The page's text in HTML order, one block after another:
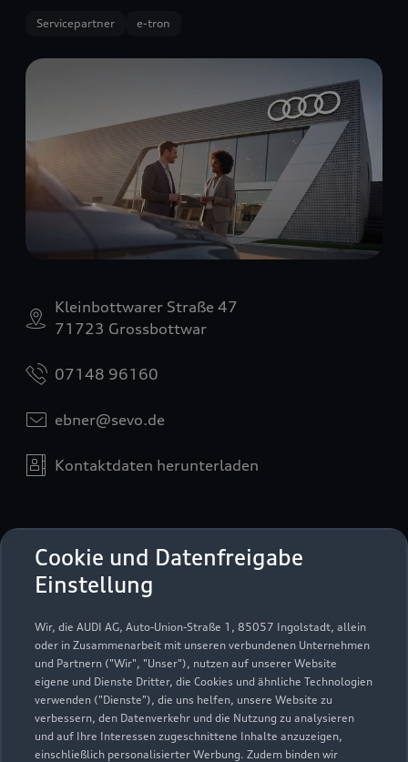
Cookie und Datenfreigabe
Einstellung
Wir, die AUDI AG, Auto-Union-Straße 1, 85057 Ingolstadt, allein
oder in Zusammenarbeit mit unseren verbundenen Unternehmen
und Partnern ("Wir", "Unser"), nutzen auf unserer Website
eigene und Dienste Dritter, die Cookies und ähnliche Technologien
verwenden ("Dienste"), die uns helfen, unsere Website zu
verbessern, den Datenverkehr und die Nutzung zu analysieren
und auf Ihre Interessen zugeschnittene Inhalte anzuzeigen,
einschließlich personalisierter Werbung. Zudem binden wir
Servicepartner e-tron
Kleinbottwarer Straße 47
71723 Grossbottwar
07148 96160
ebner@sevo.de
Kontaktdaten herunterladen
Öffnungszeiten
Geschlossen ,öffnet am Montag 07:00
Teile- & Zubehörverkauf
Geschlossen,öffnet am Montag 07:45